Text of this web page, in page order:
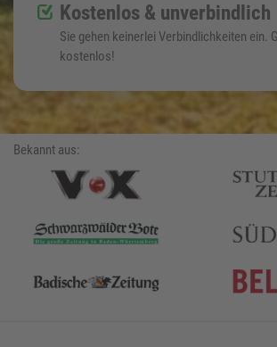
Kostenlos & unverbindlich
Sie gehen keinerlei Verbindlichkeiten ein.
kostenlos!
Bekannt aus: